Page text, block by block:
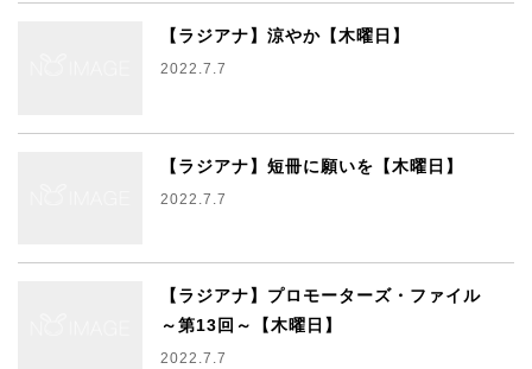
【ラジアナ】涼やか【木曜日】
2022.7.7
【ラジアナ】短冊に願いを【木曜日】
2022.7.7
【ラジアナ】プロモーターズ・ファイル
～第13回～【木曜日】
2022.7.7